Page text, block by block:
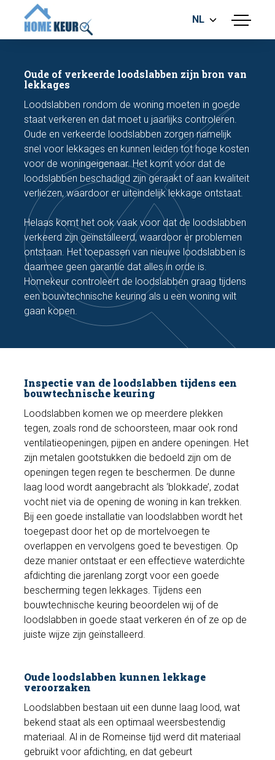
menu
BOUWKUNDIGE KEURING
MEETRAPPORT
FUNDERINGSRISICO ONDERZOEK
NL
Maak een afspraak
Bel nu
Oude of verkeerde loodslabben zijn bron van
lekkages
Loodslabben rondom de woning moeten in goede
staat verkeren en dat moet u jaarlijks controleren.
Oude en verkeerde loodslabben zorgen namelijk
snel voor lekkages en kunnen leiden tot hoge kosten
voor de woningeigenaar. Het komt voor dat de
loodslabben beschadigd zijn geraakt of aan kwaliteit
verliezen, waardoor er uiteindelijk lekkage ontstaat.
Helaas komt het ook vaak voor dat de loodslabben
verkeerd zijn geïnstalleerd, waardoor er problemen
ontstaan. Het toepassen van nieuwe loodslabben is
daarmee geen garantie dat alles in orde is.
Homekeur controleert de loodslabben graag tijdens
een bouwtechnische keuring als u een woning wilt
gaan kopen.
Inspectie van de loodslabben tijdens een
bouwtechnische keuring
Loodslabben komen we op meerdere plekken
tegen, zoals rond de schoorsteen, maar ook rond
ventilatieopeningen, pijpen en andere openingen. Het
zijn metalen gootstukken die bedoeld zijn om de
openingen tegen regen te beschermen. De dunne
laag lood wordt aangebracht als ‘blokkade’, zodat
vocht niet via de opening de woning in kan trekken.
Bij een goede installatie van loodslabben wordt het
toegepast door het op de mortelvoegen te
overlappen en vervolgens goed te bevestigen. Op
deze manier ontstaat er een effectieve waterdichte
afdichting die jarenlang zorgt voor een goede
bescherming tegen lekkages. Tijdens een
bouwtechnische keuring beoordelen wij of de
loodslabben in goede staat verkeren én of ze op de
juiste wijze zijn geïnstalleerd.
Oude loodslabben kunnen lekkage
veroorzaken
Loodslabben bestaan uit een dunne laag lood, wat
bekend staat als een optimaal weersbestendig
materiaal. Al in de Romeinse tijd werd dit materiaal
gebruikt voor afdichting, en dat gebeurt